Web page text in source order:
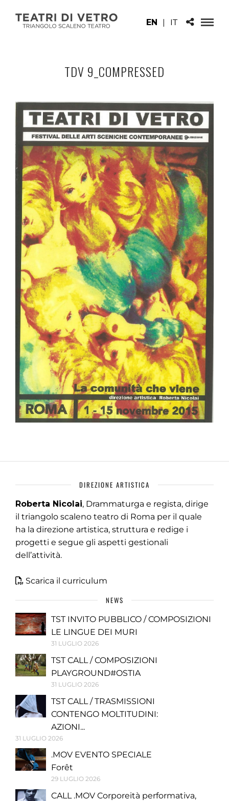
EN | IT
TDV 9_COMPRESSED
DIREZIONE ARTISTICA
Roberta Nicolai, Drammaturga e regista, dirige
il triangolo scaleno teatro di Roma per il quale
ha la direzione artistica, struttura e redige i
progetti e segue gli aspetti gestionali
dell’attività.
Scarica il curriculum
NEWS
TST INVITO PUBBLICO / COMPOSIZIONI
LE LINGUE DEI MURI
31 LUGLIO 2026
TST CALL / COMPOSIZIONI
PLAYGROUND#OSTIA
31 LUGLIO 2026
TST CALL / TRASMISSIONI
CONTENGO MOLTITUDINI:
AZIONI...
31 LUGLIO 2026
.MOV EVENTO SPECIALE
Forêt
29 LUGLIO 2026
CALL .MOV Corporeità performativa,